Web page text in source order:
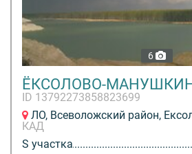
6
ЁКСОЛОВО-
ID 13792273858823699
ЛО, Всеволожский район,
КАД
S участка